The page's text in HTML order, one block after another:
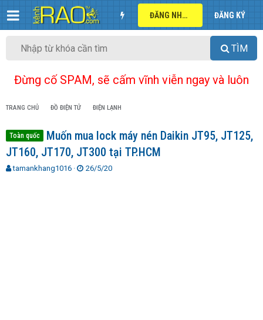
ĐĂNG NHẬP ĐĂNG KÝ
TÌM
Đừng cố SPAM, sẽ cấm vĩnh viễn ngay và luôn
TRANG CHỦ ĐỒ ĐIỆN TỬ ĐIỆN LẠNH
Toàn quốc
Muốn mua lock máy nén Daikin JT95, JT125,
JT160, JT170, JT300 tại TP.HCM
T
tamankhang1016
N
26/5/20